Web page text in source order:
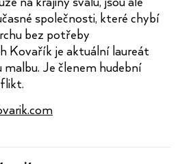
společnosti, které chybí
bez potřeby
Kovařík je aktuální laureát
Je členem hudební